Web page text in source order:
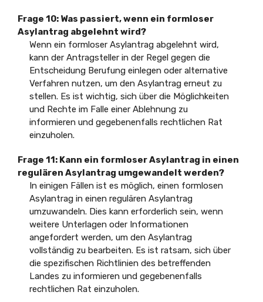
Frage 10: Was passiert, wenn ein formloser
Asylantrag abgelehnt wird?
Wenn ein formloser Asylantrag abgelehnt wird,
kann der Antragsteller in der Regel gegen die
Entscheidung Berufung einlegen oder alternative
Verfahren nutzen, um den Asylantrag erneut zu
stellen. Es ist wichtig, sich über die Möglichkeiten
und Rechte im Falle einer Ablehnung zu
informieren und gegebenenfalls rechtlichen Rat
einzuholen.
Frage 11: Kann ein formloser Asylantrag in einen
regulären Asylantrag umgewandelt werden?
In einigen Fällen ist es möglich, einen formlosen
Asylantrag in einen regulären Asylantrag
umzuwandeln. Dies kann erforderlich sein, wenn
weitere Unterlagen oder Informationen
angefordert werden, um den Asylantrag
vollständig zu bearbeiten. Es ist ratsam, sich über
die spezifischen Richtlinien des betreffenden
Landes zu informieren und gegebenenfalls
rechtlichen Rat einzuholen.